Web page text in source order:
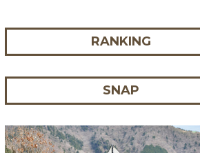
RANKING
SNAP